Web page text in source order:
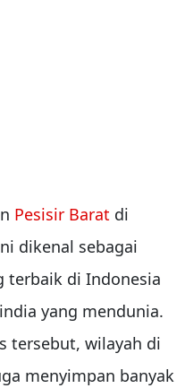
Pesisir Barat di
dikenal sebagai
terbaik di Indonesia
yang mendunia.
tersebut, wilayah di
menyimpan banyak